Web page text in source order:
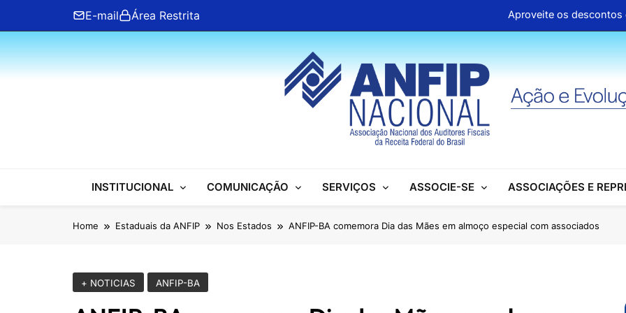
content
E-mail Área Restrita Aproveite os descontos
Associações se mobilizam para
ANFIP Nacional participa de
Associações se mobilizam para garantir
ANFIP Nacional participa de
ANFIP Nacional
INSTITUCIONAL COMUNICAÇÃO SERVIÇOS ASSOCIE-SE ASSOCIAÇÕES E
Home Estaduais da ANFIP Nos Estados ANFIP-BA comemora Dia das Mães em almoço especial com associados
+ NOTICIAS ANFIP-BA